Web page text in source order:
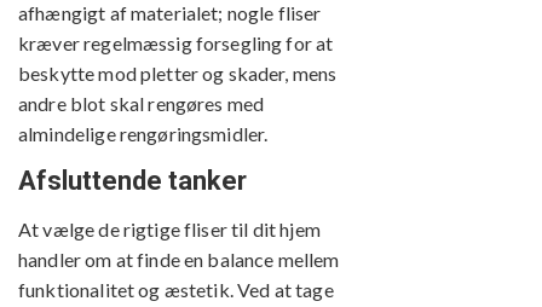
afhængigt af materialet; nogle fliser
kræver regelmæssig forsegling for at
beskytte mod pletter og skader, mens
andre blot skal rengøres med
almindelige rengøringsmidler.
Afsluttende tanker
At vælge de rigtige fliser til dit hjem
handler om at finde en balance mellem
funktionalitet og æstetik. Ved at tage